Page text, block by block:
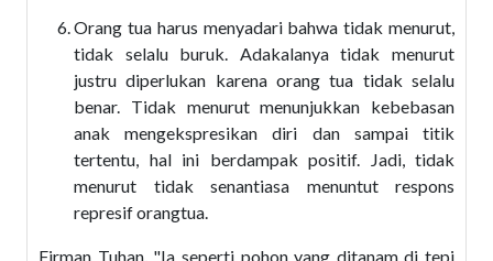
Orang tua harus menyadari bahwa tidak menurut,
tidak selalu buruk. Adakalanya tidak menurut
justru diperlukan karena orang tua tidak selalu
benar. Tidak menurut menunjukkan kebebasan
anak mengekspresikan diri dan sampai titik
tertentu, hal ini berdampak positif. Jadi, tidak
menurut tidak senantiasa menuntut respons
represif orangtua.
Firman Tuhan, "Ia seperti pohon yang ditanam di tepi